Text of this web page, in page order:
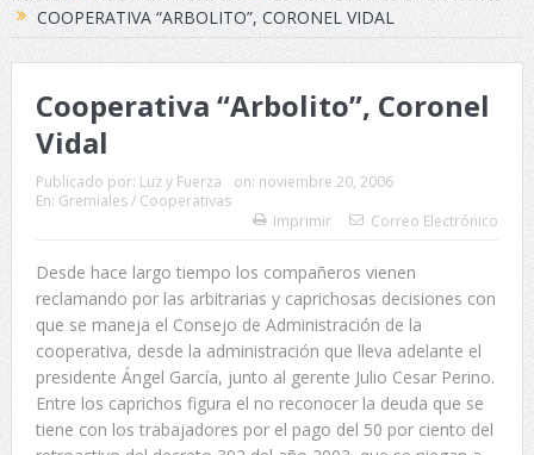
COOPERATIVA “ARBOLITO”, CORONEL VIDAL
Cooperativa “Arbolito”, Coronel
Vidal
Publicado por: Luz y Fuerza on: noviembre 20, 2006
En: Gremiales / Cooperativas
Imprimir
Correo Electrónico
Desde hace largo tiempo los compañeros vienen
reclamando por las arbitrarias y caprichosas decisiones con
que se maneja el Consejo de Administración de la
cooperativa, desde la administración que lleva adelante el
presidente Ángel García, junto al gerente Julio Cesar Perino.
Entre los caprichos figura el no reconocer la deuda que se
tiene con los trabajadores por el pago del 50 por ciento del